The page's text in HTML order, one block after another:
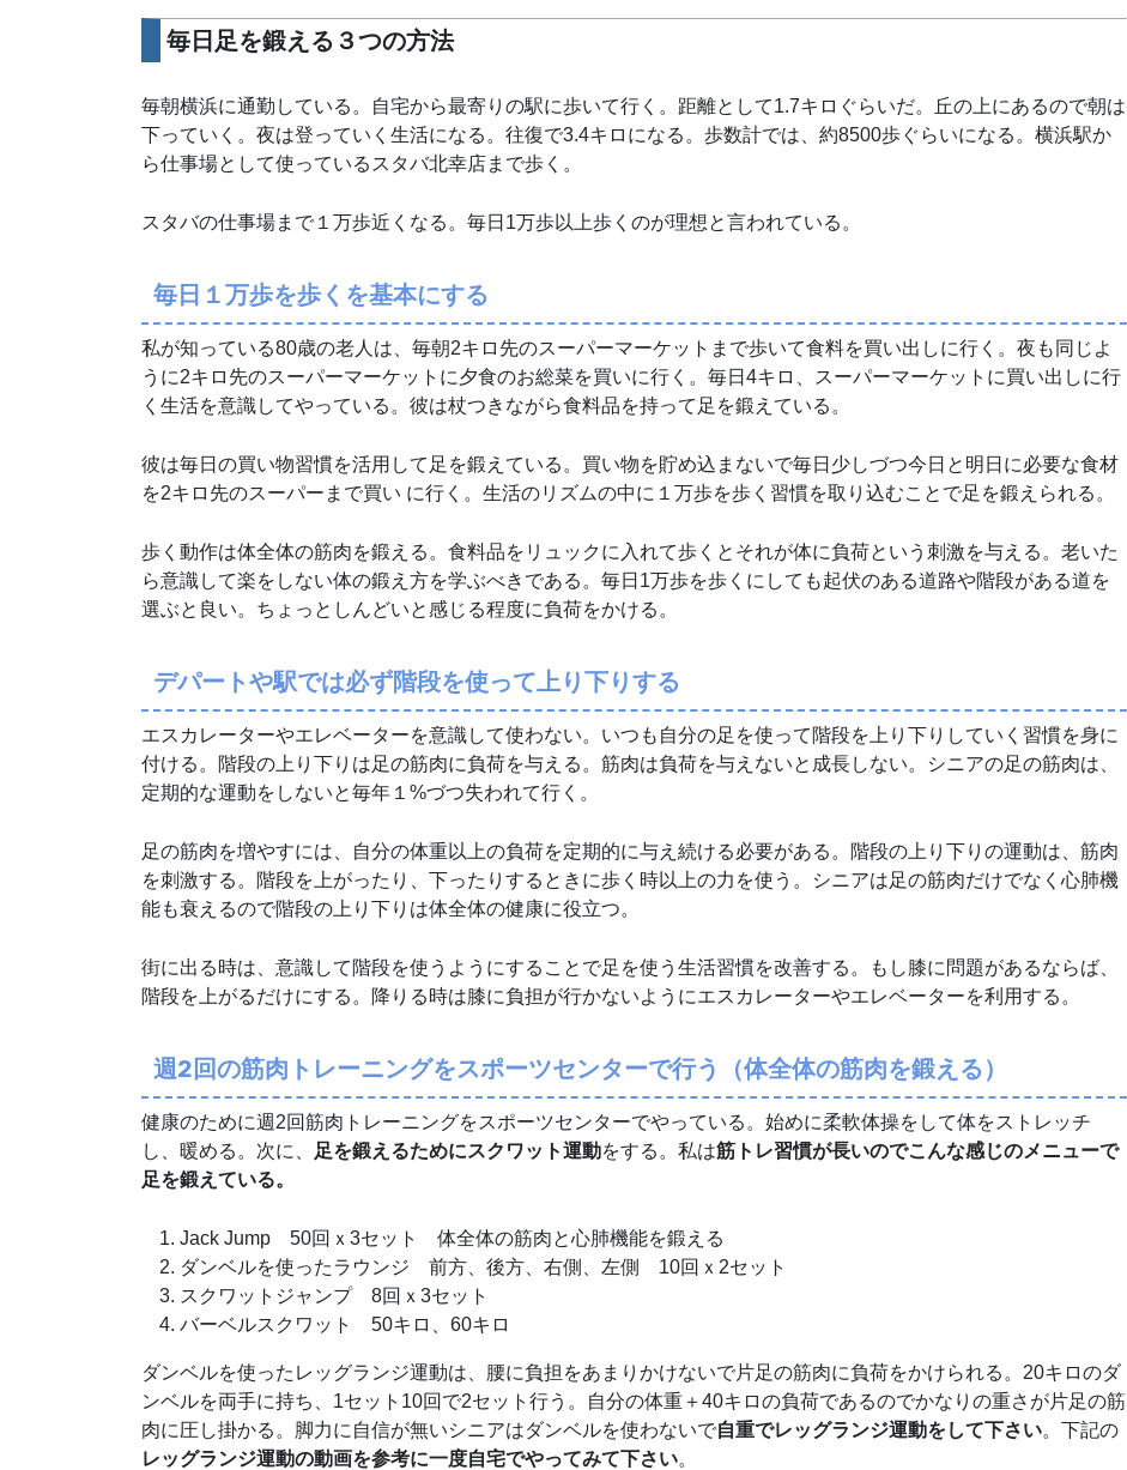
毎日足を鍛える３つの方法
毎朝横浜に通勤している。自宅から最寄りの駅に歩いて行く。距離として1.7キロぐらいだ。丘の上にあるので朝は
下っていく。夜は登っていく生活になる。往復で3.4キロになる。歩数計では、約8500歩ぐらいになる。横浜駅か
ら仕事場として使っているスタバ北幸店まで歩く。
スタバの仕事場まで１万歩近くなる。毎日1万歩以上歩くのが理想と言われている。
毎日１万歩を歩くを基本にする
私が知っている80歳の老人は、毎朝2キロ先のスーパーマーケットまで歩いて食料を買い出しに行く。夜も同じよ
うに2キロ先のスーパーマーケットに夕食のお総菜を買いに行く。毎日4キロ、スーパーマーケットに買い出しに行
く生活を意識してやっている。彼は杖つきながら食料品を持って足を鍛えている。
彼は毎日の買い物習慣を活用して足を鍛えている。買い物を貯め込まないで毎日少しづつ今日と明日に必要な食材
を2キロ先のスーパーまで買い に行く。生活のリズムの中に１万歩を歩く習慣を取り込むことで足を鍛えられる。
歩く動作は体全体の筋肉を鍛える。食料品をリュックに入れて歩くとそれが体に負荷という刺激を与える。老いた
ら意識して楽をしない体の鍛え方を学ぶべきである。毎日1万歩を歩くにしても起伏のある道路や階段がある道を
選ぶと良い。ちょっとしんどいと感じる程度に負荷をかける。
デパートや駅では必ず階段を使って上り下りする
エスカレーターやエレベーターを意識して使わない。いつも自分の足を使って階段を上り下りしていく習慣を身に
付ける。階段の上り下りは足の筋肉に負荷を与える。筋肉は負荷を与えないと成長しない。シニアの足の筋肉は、
定期的な運動をしないと毎年１%づつ失われて行く。
足の筋肉を増やすには、自分の体重以上の負荷を定期的に与え続ける必要がある。階段の上り下りの運動は、筋肉
を刺激する。階段を上がったり、下ったりするときに歩く時以上の力を使う。シニアは足の筋肉だけでなく心肺機
能も衰えるので階段の上り下りは体全体の健康に役立つ。
街に出る時は、意識して階段を使うようにすることで足を使う生活習慣を改善する。もし膝に問題があるならば、
階段を上がるだけにする。降りる時は膝に負担が行かないようにエスカレーターやエレベーターを利用する。
週2回の筋肉トレーニングをスポーツセンターで行う（体全体の筋肉を鍛える）
健康のために週2回筋肉トレーニングをスポーツセンターでやっている。始めに柔軟体操をして体をストレッチ
し、暖める。次に、
足を鍛えるためにスクワット運動をする。私は筋トレ習慣が長いのでこんな感じのメニューで
足を鍛えている。
Jack Jump 50回ｘ3セット 体全体の筋肉と心肺機能を鍛える
ダンベルを使ったラウンジ 前方、後方、右側、左側 10回ｘ2セット
スクワットジャンプ 8回ｘ3セット
バーベルスクワット 50キロ、60キロ
ダンベルを使ったレッグランジ運動は、腰に負担をあまりかけないで片足の筋肉に負荷をかけられる。20キロのダ
ンベルを両手に持ち、1セット10回で2セット行う。自分の体重＋40キロの負荷であるのでかなりの重さが片足の筋
肉に圧し掛かる。脚力に自信が無いシニアはダンベルを使わないで自重でレッグランジ運動をして下さい。下記の
レッグランジ運動の動画を参考に一度自宅でやってみて下さい。